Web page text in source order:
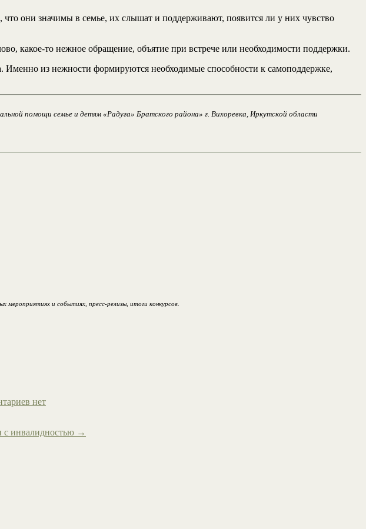
они значимы в семье, их слышат и поддерживают, появится ли у них чувство
какое-то нежное обращение, объятие при встрече или необходимости поддержки.
Именно из нежности формируются необходимые способности к самоподдержке,
помощи семье и детям «Радуга» Братского района» г. Вихоревка, Иркутской области
и событиях, пресс-релизы, итоги конкурсов.
нет
с инвалидностью →